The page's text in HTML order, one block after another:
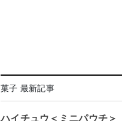
菓子 最新記事
ハイチュウ＜ミニパウチ＞